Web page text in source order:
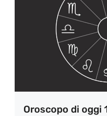
Oroscopo di oggi